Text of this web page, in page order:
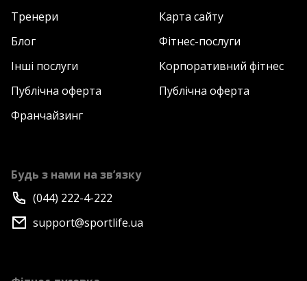
Тренери
Карта сайту
Блог
Фітнес-послуги
Інші послуги
Корпоративний фітнес
Публічна оферта
Публічна оферта
Франчайзинг
Будь з нами на зв’язку
(044) 222-4-222
support@sportlife.ua